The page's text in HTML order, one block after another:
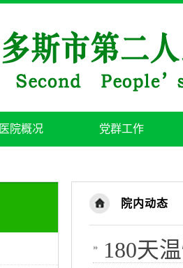
医院概况 党群工作
院内动态
180天